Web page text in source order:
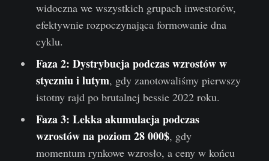
widoczna we wszystkich grupach inwestorów,
efektywnie rozpoczynająca formowanie dna
cyklu.
Faza 2: Dystrybucja podczas wzrostów w
styczniu i lutym, gdy zanotowaliśmy pierwszy
istotny rajd po brutalnej bessie 2022 roku.
Faza 3: Lekka akumulacja podczas
wzrostów na poziom 28 000$, gdy
momentum rynkowe wzrosło, a ceny w końcu